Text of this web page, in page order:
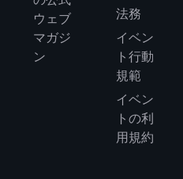
ウェブ
マガジ
ン
法務
イベン
ト行動
規範
イベン
トの利
用規約